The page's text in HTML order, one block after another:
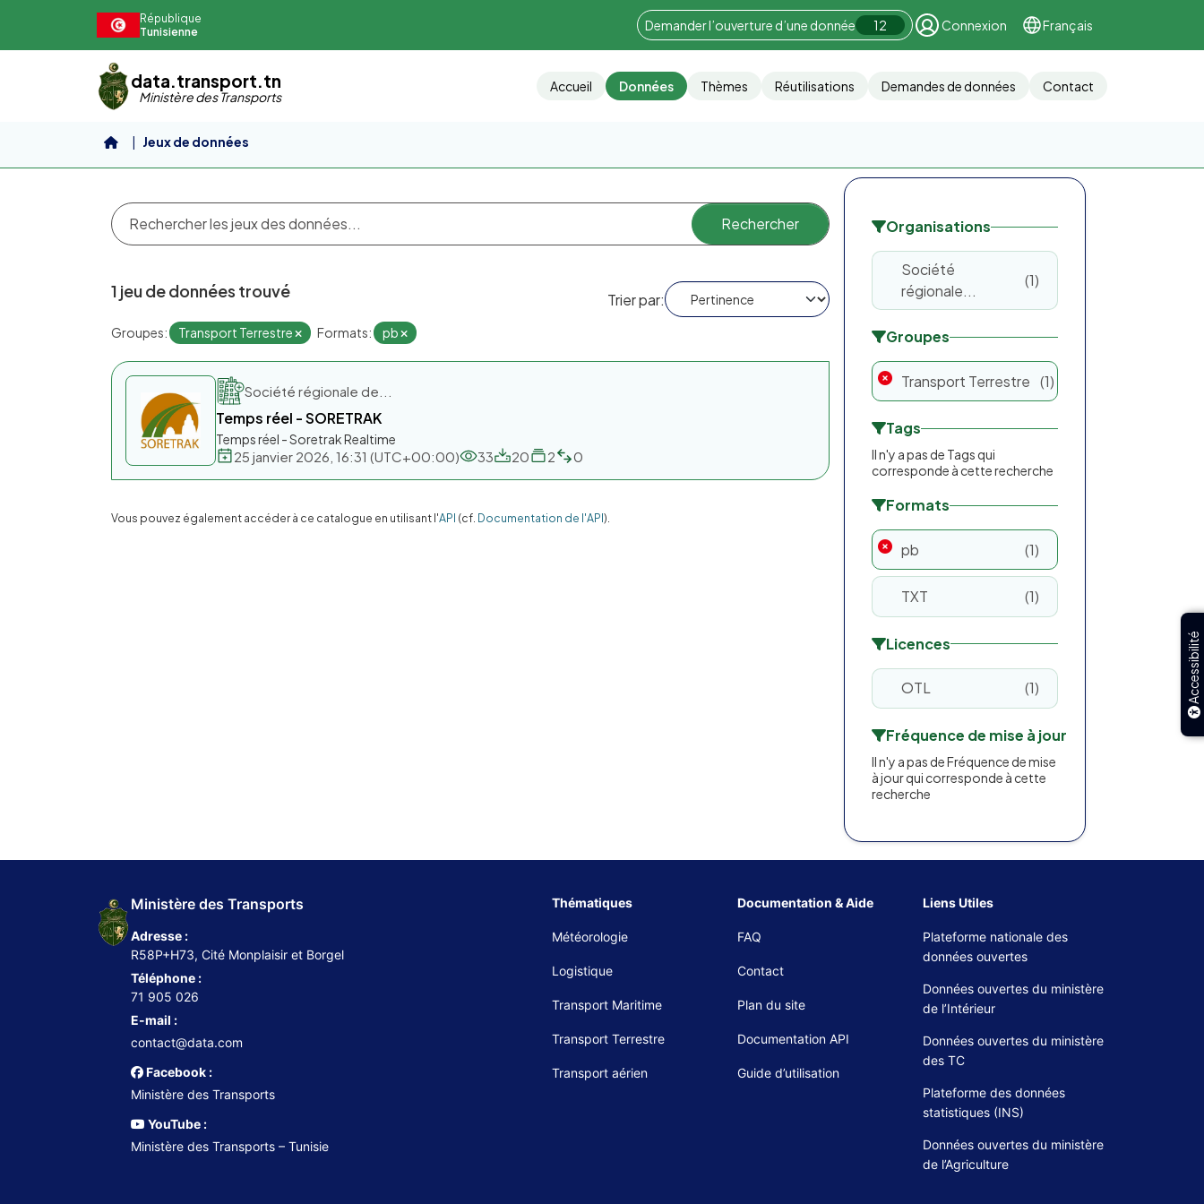
Accessibilité
République
Tunisienne
Demander l’ouverture d’une donnée 12 Connexion Français
data.transport.tn
Ministère des Transports
Accueil Données Thèmes Réutilisations Demandes de données Contact
Jeux de données
Trier par
1 jeu de données trouvé
Groupes: Transport Terrestre Formats: pb
Société régionale de...
Temps réel - SORETRAK
Temps réel - Soretrak Realtime
25 janvier 2026, 16:31 (UTC+00:00) 33 20 2 0
Vous pouvez également accéder à ce catalogue en utilisant l'API (cf. Documentation de l'API).
Organisations
Société
régionale...
1
Groupes
Transport Terrestre 1
Tags
Il n'y a pas de Tags qui
corresponde à cette recherche
Formats
pb 1
TXT 1
Licences
OTL 1
Fréquence de mise à jour
Il n'y a pas de Fréquence de mise
à jour qui corresponde à cette
recherche
Ministère des Transports
Adresse :
R58P+H73, Cité Monplaisir et Borgel
Téléphone :
71 905 026
E-mail :
contact@data.com
Facebook :
Ministère des Transports
YouTube :
Ministère des Transports – Tunisie
Thématiques
Météorologie
Logistique
Transport Maritime
Transport Terrestre
Transport aérien
Documentation & Aide
FAQ
Contact
Plan du site
Documentation API
Guide d’utilisation
Liens Utiles
Plateforme nationale des
données ouvertes
Données ouvertes du ministère
de l’Intérieur
Données ouvertes du ministère
des TC
Plateforme des données
statistiques (INS)
Données ouvertes du ministère
de l’Agriculture